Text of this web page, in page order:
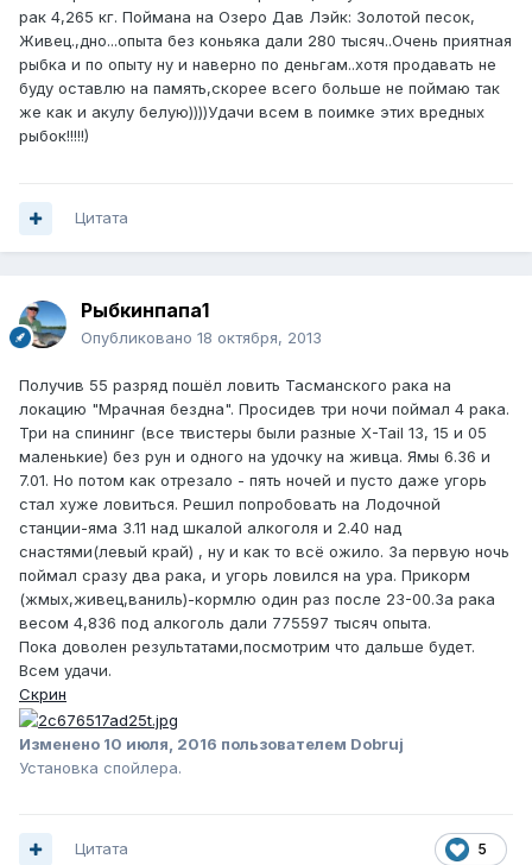
рак 4,265 кг. Поймана на Озеро Дав Лэйк: Золотой песок,
Живец.,дно...опыта без коньяка дали 280 тысяч..Очень приятная
рыбка и по опыту ну и наверно по деньгам..хотя продавать не
буду оставлю на память,скорее всего больше не поймаю так
же как и акулу белую))))Удачи всем в поимке этих вредных
рыбок!!!!!)
Цитата
Рыбкинпапа1
Опубликовано 18 октября, 2013
Получив 55 разряд пошёл ловить Тасманского рака на
локацию "Мрачная бездна". Просидев три ночи поймал 4 рака.
Три на спининг (все твистеры были разные X-Tail 13, 15 и 05
маленькие) без рун и одного на удочку на живца. Ямы 6.36 и
7.01. Но потом как отрезало - пять ночей и пусто даже угорь
стал хуже ловиться. Решил попробовать на Лодочной
станции-яма 3.11 над шкалой алкоголя и 2.40 над
снастями(левый край) , ну и как то всё ожило. За первую ночь
поймал сразу два рака, и угорь ловился на ура. Прикорм
(жмых,живец,ваниль)-кормлю один раз после 23-00.За рака
весом 4,836 под алкоголь дали 775597 тысяч опыта.
Пока доволен результатами,посмотрим что дальше будет.
Всем удачи.
Скрин
Изменено 10 июля, 2016 пользователем Dobruj
Установка спойлера.
5
Цитата